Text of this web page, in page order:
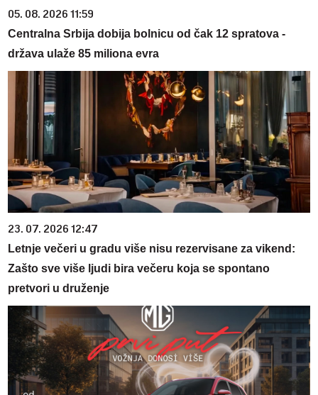
05. 08. 2026 11:59
Centralna Srbija dobija bolnicu od čak 12 spratova -
država ulaže 85 miliona evra
23. 07. 2026 12:47
Letnje večeri u gradu više nisu rezervisane za vikend:
Zašto sve više ljudi bira večeru koja se spontano
pretvori u druženje